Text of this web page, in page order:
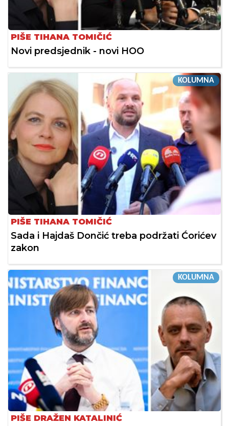
PIŠE TIHANA TOMIČIĆ
Novi predsjednik - novi HOO
KOLUMNA
PIŠE TIHANA TOMIČIĆ
Sada i Hajdaš Dončić treba podržati Ćorićev
zakon
KOLUMNA
PIŠE DRAŽEN KATALINIĆ